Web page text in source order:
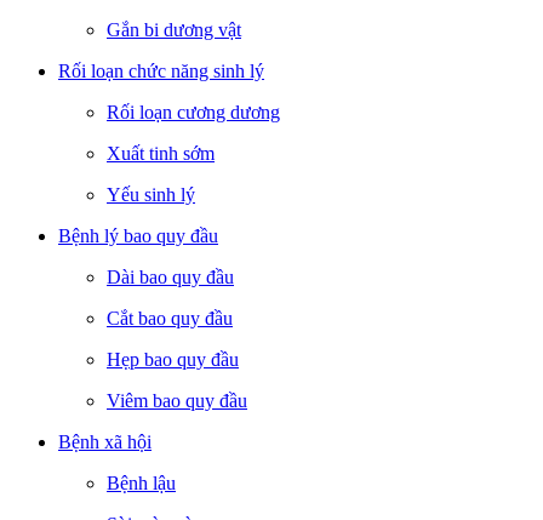
Gắn bi dương vật
Rối loạn chức năng sinh lý
Rối loạn cương dương
Xuất tinh sớm
Yếu sinh lý
Bệnh lý bao quy đầu
Dài bao quy đầu
Cắt bao quy đầu
Hẹp bao quy đầu
Viêm bao quy đầu
Bệnh xã hội
Bệnh lậu